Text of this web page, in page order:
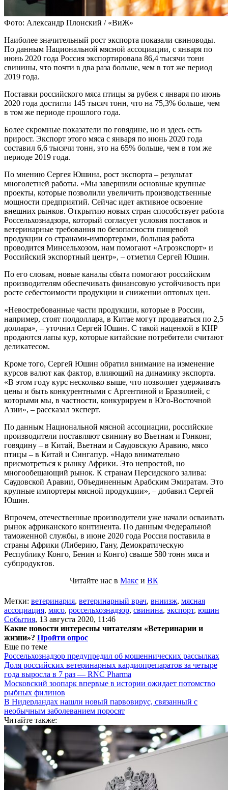
Фото: Александр Плонский / «ВиЖ»
Наиболее значительный рост экспорта показали свиноводы.
По данным Национальной мясной ассоциации, с января по
июнь 2020 года Россия экспортировала 86,4 тысячи тонн
свинины, что почти в два раза больше, чем в тот же период
2019 года.
Поставки российского мяса птицы за рубеж с января по июнь
2020 года достигли 145 тысяч тонн, что на 75,3% больше, чем
в том же периоде прошлого года.
Более скромные показатели по говядине, но и здесь есть
прирост. Экспорт этого мяса с января по июнь 2020 года
составил 6,6 тысячи тонн, это на 65% больше, чем в том же
периоде 2019 года.
По мнению Сергея Юшина, рост экспорта – результат
многолетней работы. «Мы завершили основные крупные
проекты, которые позволили увеличить производственные
мощности предприятий. Сейчас идет активное освоение
внешних рынков. Открытию новых стран способствует работа
Россельхознадзора, который согласует условия поставок и
ветеринарные требования по безопасности пищевой
продукции со странами-импортерами, большая работа
проводится Минсельхозом, нам помогают «Агроэкспорт» и
Российский экспортный центр», – отметил Сергей Юшин.
По его словам, новые каналы сбыта помогают российским
производителям обеспечивать финансовую устойчивость при
росте себестоимости продукции и снижении оптовых цен.
«Невостребованные части продукции, которые в России,
например, стоят полдоллара, в Китае могут продаваться по 2,5
доллара», – уточнил Сергей Юшин. С такой наценкой в КНР
продаются лапы кур, которые китайские потребители считают
деликатесом.
Кроме того, Сергей Юшин обратил внимание на изменение
курсов валют как фактор, влияющий на динамику экспорта.
«В этом году курс несколько выше, что позволяет удерживать
цены и быть конкурентными с Аргентиной и Бразилией, с
которыми мы, в частности, конкурируем в Юго-Восточной
Азии», – рассказал эксперт.
По данным Национальной мясной ассоциации, российские
производители поставляют свинину во Вьетнам и Гонконг,
говядину – в Китай, Вьетнам и Саудовскую Аравию, мясо
птицы – в Китай и Сингапур. «Надо внимательно
присмотреться к рынку Африки. Это непростой, но
многообещающий рынок. К странам Персидского залива:
Саудовской Аравии, Объединенным Арабским Эмиратам. Это
крупные импортеры мясной продукции», – добавил Сергей
Юшин.
Впрочем, отечественные производители уже начали осваивать
рынок африканского континента. По данным Федеральной
таможенной службы, в июне 2020 года Россия поставила в
страны Африки (Либерию, Гану, Демократическую
Республику Конго, Бенин и Конго) свыше 580 тонн мяса и
субпродуктов.
Читайте нас в Макс и ВК
Метки: ветеринария, ветеринарный врач, вниизж, мясная
ассоциация, мясо, россельхознадзор, свинина, экспорт, юшин
События, 13 августа 2020, 11:46
Какие новости интересны читателям «Ветеринарии и
жизни»? Пройти опрос
Еще по теме
Россельхознадзор предупредил об мошеннических рассылках
Доля российских ветеринарных кардиопрепаратов за четыре
года выросла в 7 раз — RNC Pharma
Московский зоопарк впервые в истории ожидает потомство
рыбных филинов
В Нидерландах нашли новый парвовирус, связанный с
необычным заболеванием поросят
Читайте также: